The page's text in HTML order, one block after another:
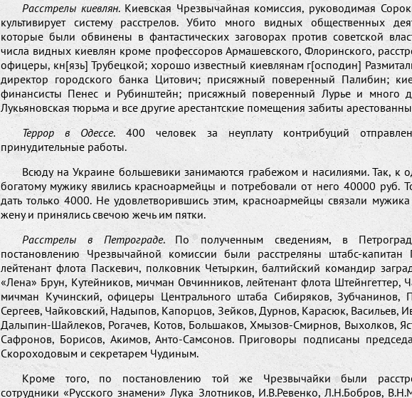
Расстрелы киевлян. Киевская Чрезвычайная комиссия, руководимая
культивирует систему расстрелов. Убито много видных общественных
которые были обвинены в фантастических заговорах против советской
числа видных киевлян кроме профессоров Армашевского, Флоринского,
офицеры, кн[язь] Трубецкой; хорошо известный киевлянам г[осподин]
директор городского банка Цитович; присяжный поверенный Палибин;
финансисты Пенес и Рубинштейн; присяжный поверенный Лурье и много
Лукьяновская тюрьма и все другие арестантские помещения забиты
Террор в Одессе. 400 человек за неуплату контрибуций
принудительные работы.
Всюду на Украине большевики занимаются грабежом и насилиями. Так, к
богатому мужику явились красноармейцы и потребовали от него 40000 руб.
дать только 4000. Не удовлетворившись этим, красноармейцы связали
жену и принялись свечою жечь им пятки.
Расстрелы в Петрограде. По полученным сведениям, в
постановлению Чрезвычайной комиссии были расстреляны штабс-капитан
лейтенант флота Паскевич, полковник Четыркин, балтийский командир
«Лена» Брун, Кутейников, мичман Овчинников, лейтенант флота Штейнгеттер,
мичман Кучинский, офицеры Центрального штаба Сибиряков, Зубчанинов,
Сергеев, Чайковский, Надыпов, Капорцов, Зейков, Дурнов, Карасюк, Васильев,
Далыпин-Шайлеков, Рогачев, Котов, Большаков, Хмызов-Смирнов, Выхолков,
Сафронов, Борисов, Акимов, Анто-Самсонов. Приговоры подписаны
Скороходовым и секретарем Чудиным.
Кроме того, по постановлению той же Чрезвычайки были
сотрудники «Русского знамени» Лука Злотников, И.В.Ревенко, Л.Н.Бобров,